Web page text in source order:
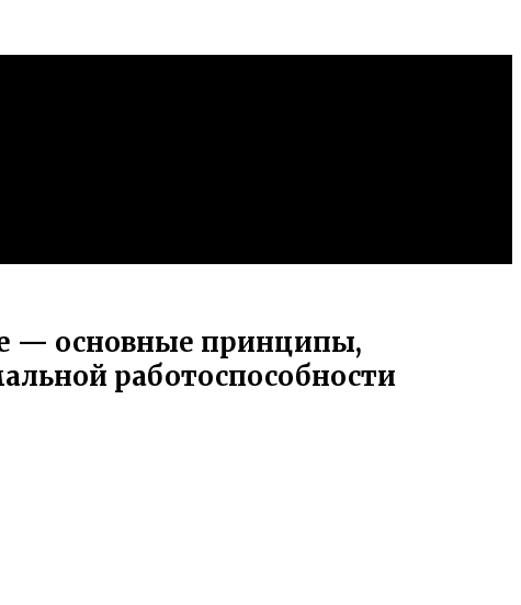
— основные принципы,
работоспособности